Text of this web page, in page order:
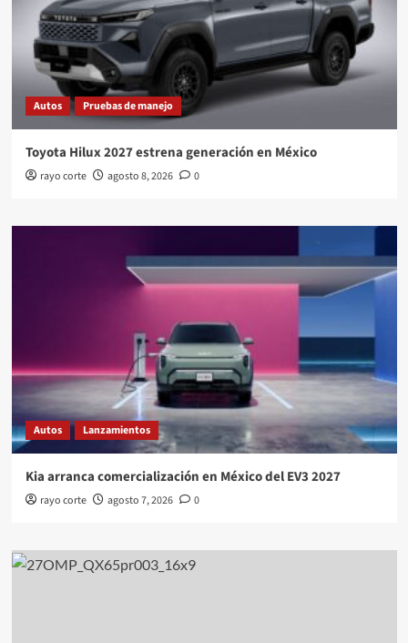
Autos Pruebas de manejo
Toyota Hilux 2027 estrena generación en México
rayo corte agosto 8, 2026 0
Autos Lanzamientos
Kia arranca comercialización en México del EV3 2027
rayo corte agosto 7, 2026 0